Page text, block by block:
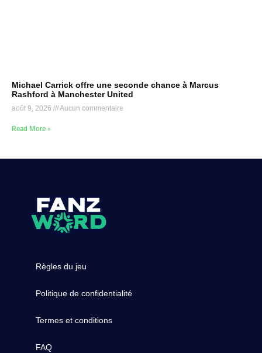
Michael Carrick offre une seconde chance à Marcus
Rashford à Manchester United
août 9, 2026 Aucun commentaire
Read More »
Règles du jeu
Politique de confidentialité
Termes et conditions
FAQ